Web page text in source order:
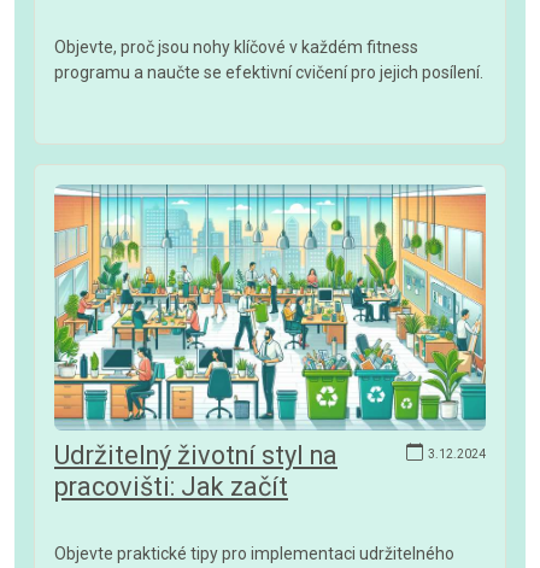
Objevte, proč jsou nohy klíčové v každém fitness
programu a naučte se efektivní cvičení pro jejich posílení.
3.12.2024
Udržitelný životní styl na
pracovišti: Jak začít
Objevte praktické tipy pro implementaci udržitelného